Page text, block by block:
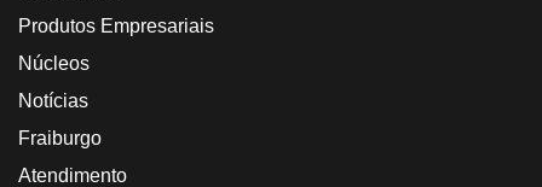
Produtos Empresariais
Núcleos
Notícias
Fraiburgo
Atendimento